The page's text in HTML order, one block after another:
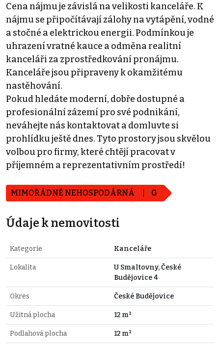
Cena nájmu je závislá na velikosti kanceláře. K
nájmu se připočítávají zálohy na vytápění, vodné
a stočné a elektrickou energii. Podmínkou je
uhrazení vratné kauce a odměna realitní
kanceláři za zprostředkování pronájmu.
Kanceláře jsou připraveny k okamžitému
nastěhování.
Pokud hledáte moderní, dobře dostupné a
profesionální zázemí pro své podnikání,
neváhejte nás kontaktovat a domluvte si
prohlídku ještě dnes. Tyto prostory jsou skvělou
volbou pro firmy, které chtějí pracovat v
příjemném a reprezentativním prostředí!
MIMOŘÁDNĚ NEHOSPODÁRNÁ G
Údaje k nemovitosti
Kategorie Kanceláře
Lokalita
U Smaltovny, České
Budějovice 4
Okres České Budějovice
Užitná plocha 12 m²
Podlahová plocha 12 m²